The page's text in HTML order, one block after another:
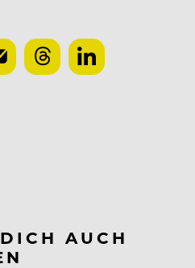
AUCH